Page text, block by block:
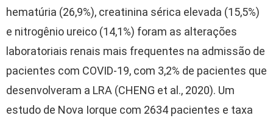
hematúria (26,9%), creatinina sérica elevada (15,5%)
e nitrogênio ureico (14,1%) foram as alterações
laboratoriais renais mais frequentes na admissão de
pacientes com COVID-19, com 3,2% de pacientes que
desenvolveram a LRA (CHENG et al., 2020). Um
estudo de Nova Iorque com 2634 pacientes e taxa